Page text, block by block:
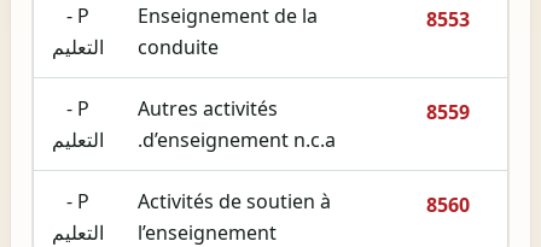
8553
Enseignement de la
conduite
P -
التعليم
8559
Autres activités
d’enseignement n.c.a.
P -
التعليم
8560
Activités de soutien à
l’enseignement
P -
التعليم